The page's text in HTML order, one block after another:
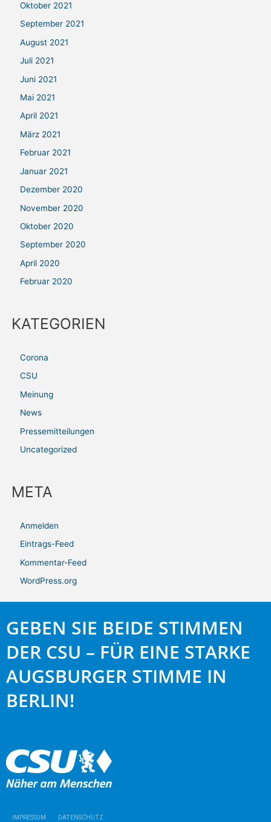
Oktober 2021
September 2021
August 2021
Juli 2021
Juni 2021
Mai 2021
April 2021
März 2021
Februar 2021
Januar 2021
Dezember 2020
November 2020
Oktober 2020
September 2020
April 2020
Februar 2020
KATEGORIEN
Corona
CSU
Meinung
News
Pressemitteilungen
Uncategorized
META
Anmelden
Eintrags-Feed
Kommentar-Feed
WordPress.org
GEBEN SIE BEIDE STIMMEN
DER CSU – FÜR EINE STARKE
AUGSBURGER STIMME IN
BERLIN!
IMPRESSUM DATENSCHUTZ